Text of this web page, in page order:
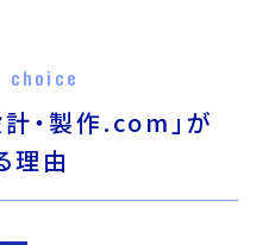
choice
・製作.com」が
理由